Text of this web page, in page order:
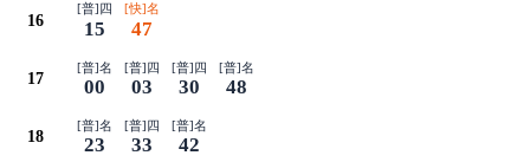
16
[普]四
15
[快]名
47
17
[普]名
00
[普]四
03
[普]四
30
[普]名
48
18
[普]名
23
[普]四
33
[普]名
42